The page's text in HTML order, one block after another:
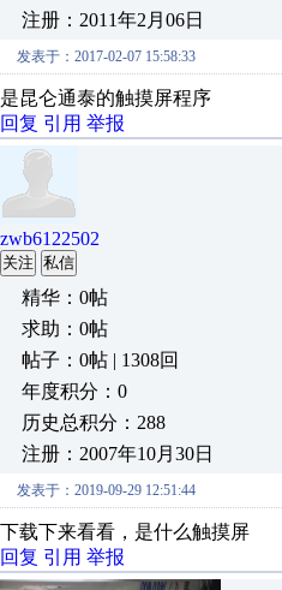
注册：2011年2月06日
发表于：2017-02-07 15:58:33
是昆仑通泰的触摸屏程序
回复 引用 举报
zwb6122502
关注 私信
精华：0帖
求助：0帖
帖子：0帖 | 1308回
年度积分：0
历史总积分：288
注册：2007年10月30日
发表于：2019-09-29 12:51:44
下载下来看看，是什么触摸屏
回复 引用 举报